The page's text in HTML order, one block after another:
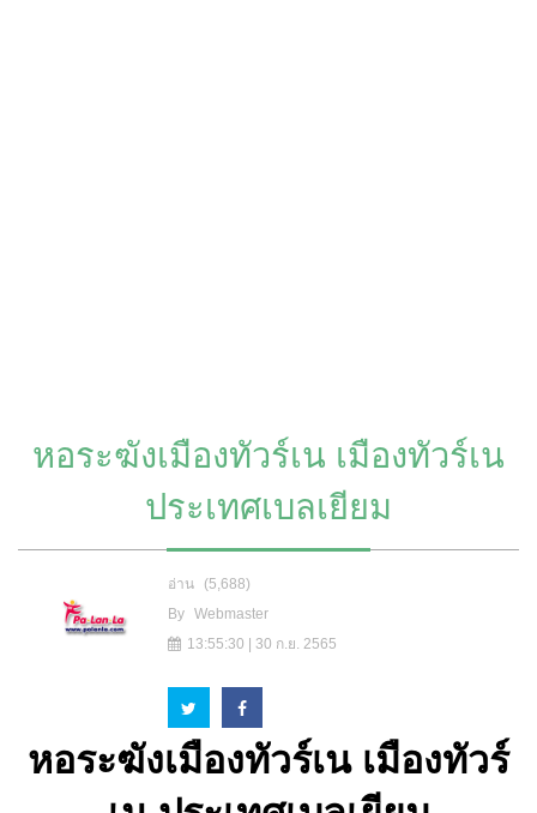
หอระฆังเมืองทัวร์เน เมืองทัวร์เน
ประเทศเบลเยียม
อ่าน
(5,688)
By
Webmaster
13:55:30 | 30 ก.ย. 2565
หอระฆังเมืองทัวร์เน เมืองทัวร์